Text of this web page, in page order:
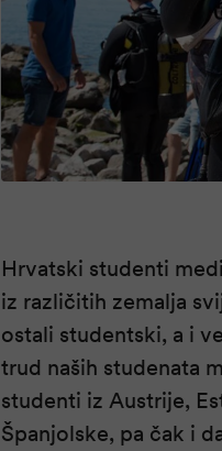
Hrvatski studenti
iz različitih zemalja
ostali studentski, a i
trud naših studenata
studenti iz Austrije,
Španjolske, pa čak i